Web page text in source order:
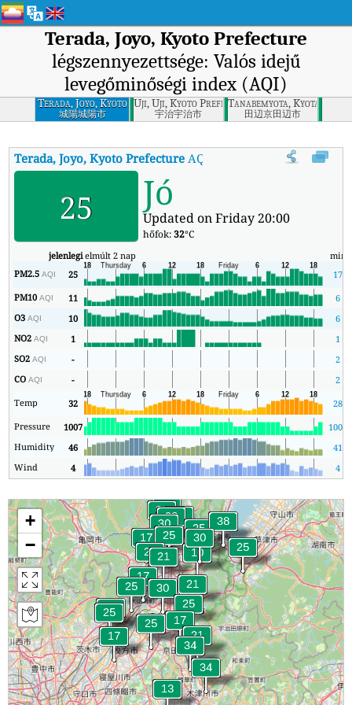
Terada, Joyo, Kyoto Prefecture
légszennyezettsége: Valós idejű
levegőminőségi index (AQI)
Terada, Joyo, Kyoto
Prefecture
城陽城陽市
Uji, Uji, Kyoto Prefecture
宇治宇治市
Tanabemyota,
田辺京田辺市
Terada, Joyo, Kyoto Prefecture AQI Terada, Joyo, Kyoto
25 Jó
Updated on Friday 20:00
hőfok:32°C
jelenlegielmúlt 2 nap min
PM2.5AQI 25
17
PM10AQI 11
6
O3AQI 10
6
NO2AQI 1
1
SO2AQI -
2
COAQI -
2
Temp
32
28
Pressure
1007 1005
Humidity
46
41
Wind
4 4
+
−